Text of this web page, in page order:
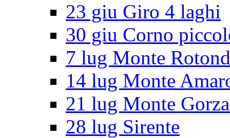
23 giu Giro 4 laghi
30 giu Corno
7 lug Monte
14 lug Monte
21 lug Monte
28 lug Sirente